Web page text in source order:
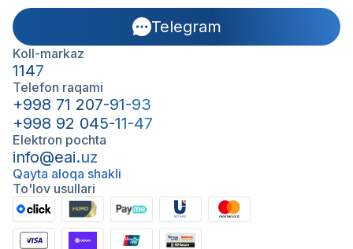
Telegram
Koll-markaz
1147
Telefon raqami
+998 71 207-91-93
+998 92 045-11-47
Elektron pochta
info@eai.uz
Qayta aloqa shakli
To'lov usullari